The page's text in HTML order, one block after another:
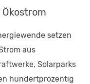
setzen
aus
Solarparks
hundertprozentig